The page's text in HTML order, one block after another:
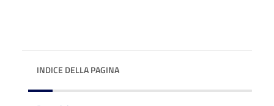
INDICE DELLA PAGINA